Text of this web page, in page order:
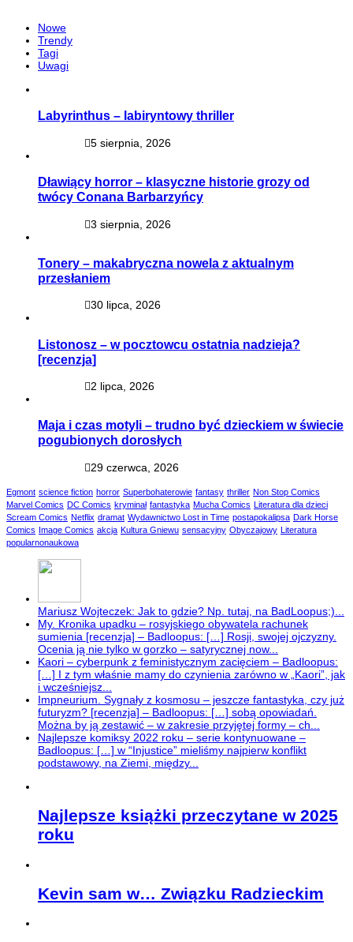
Nowe
Trendy
Tagi
Uwagi
Labyrinthus – labiryntowy thriller
5 sierpnia, 2026
Dławiący horror – klasyczne historie grozy od
twócy Conana Barbarzyńcy
3 sierpnia, 2026
Tonery – makabryczna nowela z aktualnym
przesłaniem
30 lipca, 2026
Listonosz – w pocztowcu ostatnia nadzieja?
[recenzja]
2 lipca, 2026
Maja i czas motyli – trudno być dzieckiem w świecie
pogubionych dorosłych
29 czerwca, 2026
Egmont science fiction horror Superbohaterowie fantasy thriller Non Stop Comics
Marvel Comics DC Comics kryminał fantastyka Mucha Comics Literatura dla dzieci
Scream Comics Netflix dramat Wydawnictwo Lost in Time postapokalipsa Dark Horse
Comics Image Comics akcja Kultura Gniewu sensacyjny Obyczajowy Literatura
popularnonaukowa
Mariusz Wojteczek: Jak to gdzie? Np. tutaj, na BadLoopus;)...
My. Kronika upadku – rosyjskiego obywatela rachunek
sumienia [recenzja] – Badloopus: […] Rosji, swojej ojczyzny.
Ocenia ją nie tylko w gorzko – satyrycznej now...
Kaori – cyberpunk z feministycznym zacięciem – Badloopus:
[…] I z tym właśnie mamy do czynienia zarówno w „Kaori”, jak
i wcześniejsz...
Impneurium. Sygnały z kosmosu – jeszcze fantastyka, czy już
futuryzm? [recenzja] – Badloopus: […] sobą opowiadań.
Można by ją zestawić – w zakresie przyjętej formy – ch...
Najlepsze komiksy 2022 roku – serie kontynuowane –
Badloopus: […] w “Injustice” mieliśmy najpierw konflikt
podstawowy, na Ziemi, między...
Najlepsze książki przeczytane w 2025
roku
Kevin sam w… Związku Radzieckim